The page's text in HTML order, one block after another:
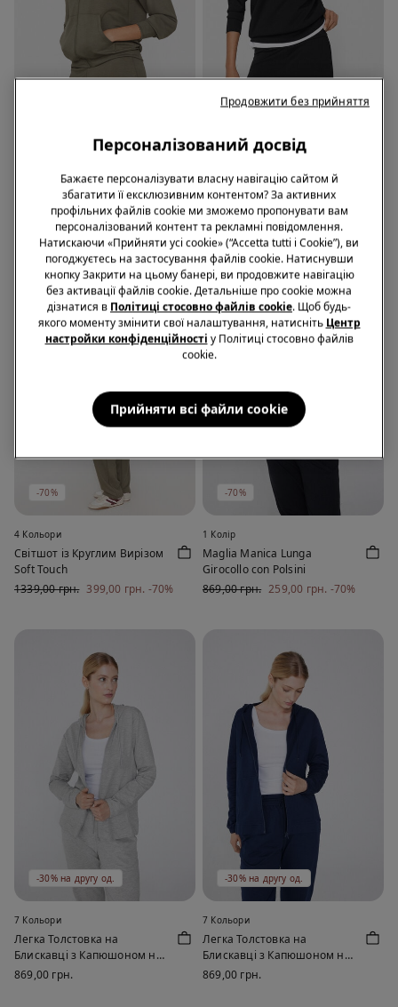
1539,00 грн. 459,00 грн.-70%
-70%
4 Кольори
Soft Touch
1339,00 грн. 399,00 грн.
-70%
4 Кольори
Світшот із Круглим Вирізом
Soft Touch
1339,00 грн. 399,00 грн. -70%
-70%
1 Колір
Maglia Manica Lunga
Girocollo con Polsini
869,00 грн. 259,00 грн. -70%
-30% на другу од.
7 Кольори
Легка Толстовка на
Блискавці з Капюшоном на
Кулісці
869,00 грн.
-30% на другу од.
7 Кольори
Легка Толстовка на
Блискавці з Капюшоном на
Кулісці
869,00 грн.
Персоналізований досвід
Бажаєте персоналізувати власну навігацію сайтом й
збагатити її ексклюзивним контентом? За активних
профільних файлів cookie ми зможемо пропонувати вам
персоналізований контент та рекламні повідомлення.
Натискаючи «Прийняти усі cookie» (“Accetta tutti i Cookie”), ви
погоджуєтесь на застосування файлів cookie. Натиснувши
кнопку Закрити на цьому банері, ви продовжите навігацію
без активації файлів cookie. Детальніше про cookie можна
дізнатися в Політиці стосовно файлів cookie. Щоб будь-
якого моменту змінити свої налаштування, натисніть Центр
настройки конфіденційності у Політиці стосовно файлів
cookie.
Прийняти всі файли сookie
Продовжити без прийняття